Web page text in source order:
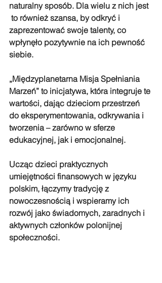
naturalny sposób. Dla wielu z nich jest
to również szansa, by odkryć i
zaprezentować swoje talenty, co
wpłynęło pozytywnie na ich pewność
siebie.
„Międzyplanetarna Misja Spełniania
Marzeń” to inicjatywa, która integruje te
wartości, dając dzieciom przestrzeń
do eksperymentowania, odkrywania i
tworzenia – zarówno w sferze
edukacyjnej, jak i emocjonalnej.
Ucząc dzieci praktycznych
umiejętności finansowych w języku
polskim, łączymy tradycję z
nowoczesnością i wspieramy ich
rozwój jako świadomych, zaradnych i
aktywnych członków polonijnej
społeczności.